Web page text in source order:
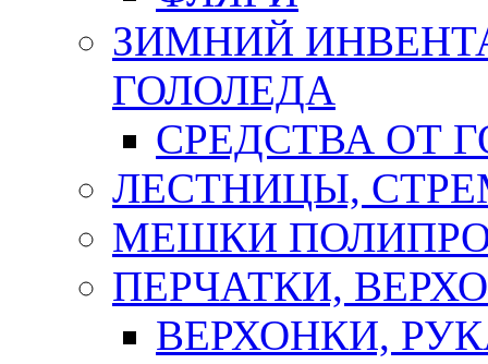
ЗИМНИЙ
ГОЛОЛЕДА
СРЕДСТВА ОТ
ЛЕСТНИЦЫ,
МЕШКИ
ПЕРЧАТКИ,
ВЕРХОНКИ,